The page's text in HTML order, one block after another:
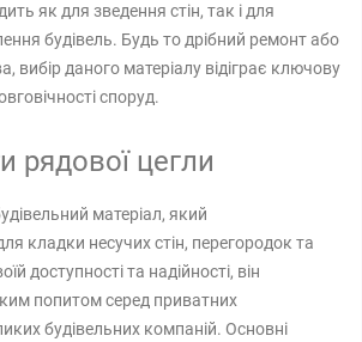
як для зведення стін, так і для
будівель. Будь то дрібний ремонт або
вибір даного матеріалу відіграє ключову
споруд.
рядової цегли
матеріал, який
кладки несучих стін, перегородок та
доступності та надійності, він
попитом серед приватних
будівельних компаній. Основні